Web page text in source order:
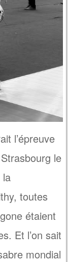
l’épreuve
le
la
toutes
étaient
Et l’on sait
mondial